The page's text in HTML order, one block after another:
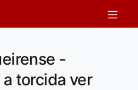
-
torcida ver